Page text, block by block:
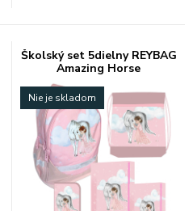
Školský set 5dielny REYBAG
Amazing Horse
Nie je skladom